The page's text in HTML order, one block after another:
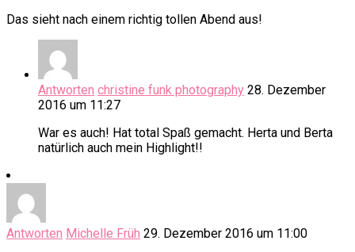
Das sieht nach einem richtig tollen Abend aus!
Antworten christine funk photography 28. Dezember
2016 um 11:27
War es auch! Hat total Spaß gemacht. Herta und Berta
natürlich auch mein Highlight!!
Antworten Michelle Früh 29. Dezember 2016 um 11:00